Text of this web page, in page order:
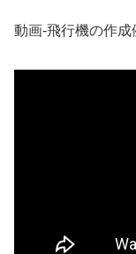
動画-飛行機の作成